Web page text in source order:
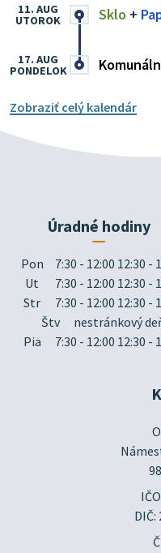
Sklo +
11. AUG
UTOROK
17. AUG
PONDELOK
Zobraziť celý kalendár
Úradné hodiny
Pon
7:30 - 12:00 12:30 -
Ut
7:30 - 12:00 12:30 -
Str
7:30 - 12:00 12:30 -
Štv
nestránkový
Pia
7:30 - 12:00 12:30 -
DIČ: